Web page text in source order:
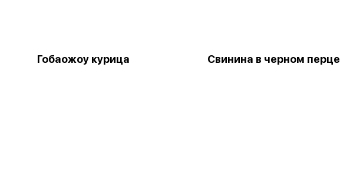
Гобаожоу курица Свинина в черном перце